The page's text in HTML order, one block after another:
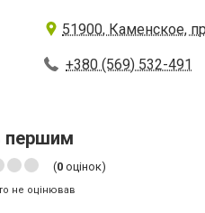
51900, Каменское,
+380 (569) 532-491
першим
(0 оцінок)
не оцінював